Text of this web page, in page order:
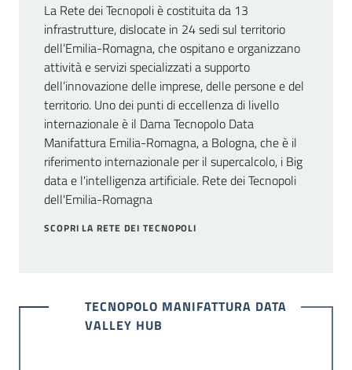
La Rete dei Tecnopoli è costituita da 13
infrastrutture, dislocate in 24 sedi sul territorio
dell’Emilia-Romagna, che ospitano e organizzano
attività e servizi specializzati a supporto
dell’innovazione delle imprese, delle persone e del
territorio. Uno dei punti di eccellenza di livello
internazionale è il Dama Tecnopolo Data
Manifattura Emilia-Romagna, a Bologna, che è il
riferimento internazionale per il supercalcolo, i Big
data e l'intelligenza artificiale. Rete dei Tecnopoli
dell'Emilia-Romagna
SCOPRI LA RETE DEI TECNOPOLI
TECNOPOLO MANIFATTURA DATA
VALLEY HUB